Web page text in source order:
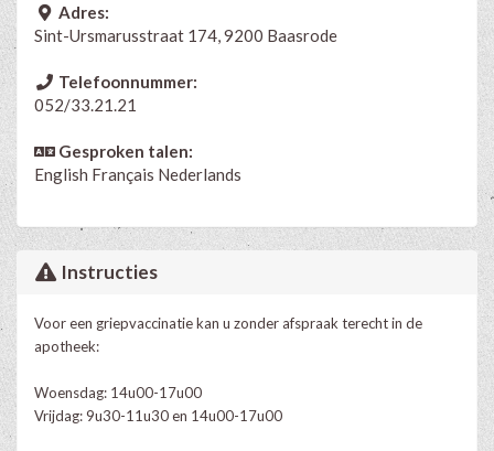
Adres:
Sint-Ursmarusstraat 174, 9200 Baasrode
Telefoonnummer:
052/33.21.21
Gesproken talen:
English Français Nederlands
Instructies
Voor een griepvaccinatie kan u zonder afspraak terecht in de
apotheek:
Woensdag: 14u00-17u00
Vrijdag: 9u30-11u30 en 14u00-17u00